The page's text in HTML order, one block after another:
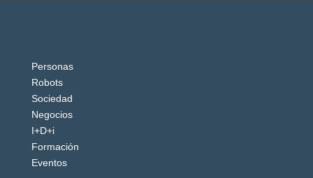
Personas
Robots
Sociedad
Negocios
I+D+i
Formación
Eventos